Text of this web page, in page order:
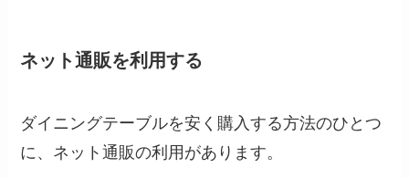
ネット通販を利用する
ダイニングテーブルを安く購入する方法のひとつ
に、ネット通販の利用があります。